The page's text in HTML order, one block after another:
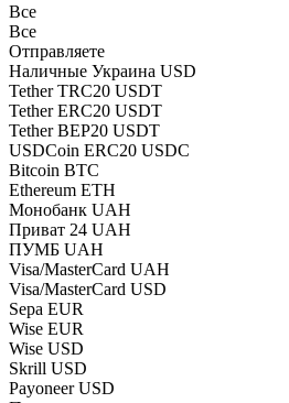
Все
Все
Отправляете
Наличные Украина USD
Tether TRC20 USDT
Tether ERC20 USDT
Tether BEP20 USDT
USDCoin ERC20 USDC
Bitcoin BTC
Ethereum ETH
Монобанк UAH
Приват 24 UAH
ПУМБ UAH
Visa/MasterCard UAH
Visa/MasterCard USD
Sepa EUR
Wise EUR
Wise USD
Skrill USD
Payoneer USD